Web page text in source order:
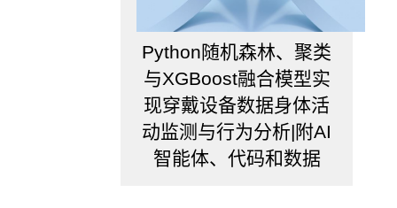
Python随机森林、聚类
与XGBoost融合模型实
现穿戴设备数据身体活
动监测与行为分析|附AI
智能体、代码和数据